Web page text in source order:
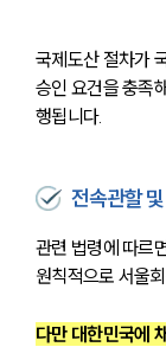
국제도산 절차가
승인 요건을 충족
행됩니다.
전속관할
관련 법령에 따르
원칙적으로 서울
다만 대한민국에